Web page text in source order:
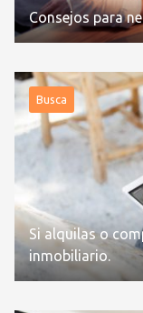
Consejos para
Busca
Si alquilas o
inmobiliario.